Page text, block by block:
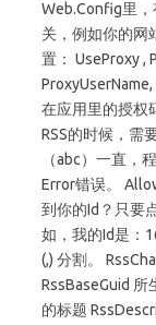
Web.Config里
关，例如你的网
置： UseProxy ,
在应用里的授权
RSS的时候，需
（abc）一直，
Error错误。
到你的Id？只要
如，我的Id是：
(,) 分割。
RssBaseGuid 所
的标题